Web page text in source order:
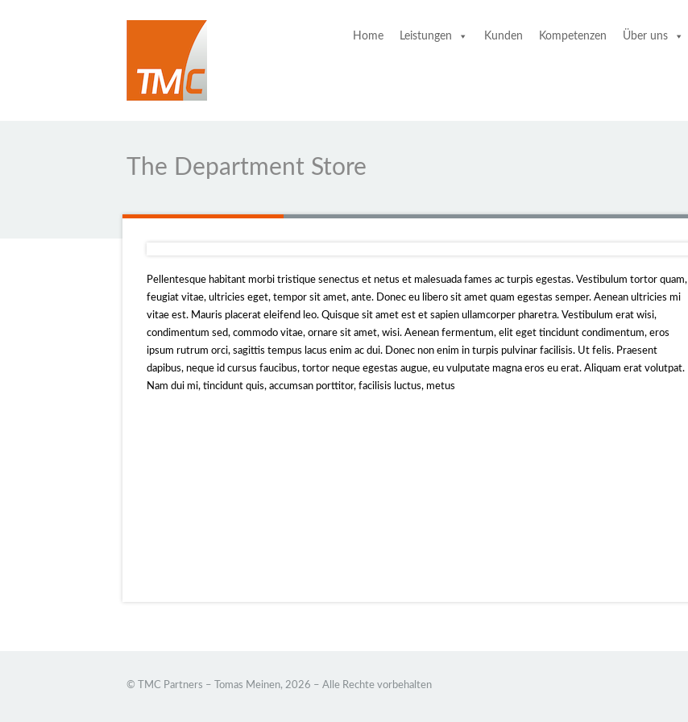
Home Leistungen Kunden Kompetenzen Über uns
The Department Store
Pellentesque habitant morbi tristique senectus et netus et malesuada fames ac turpis egestas. Vestibulum tortor quam,
feugiat vitae, ultricies eget, tempor sit amet, ante. Donec eu libero sit amet quam egestas semper. Aenean ultricies mi
vitae est. Mauris placerat eleifend leo. Quisque sit amet est et sapien ullamcorper pharetra. Vestibulum erat wisi,
condimentum sed, commodo vitae, ornare sit amet, wisi. Aenean fermentum, elit eget tincidunt condimentum, eros
ipsum rutrum orci, sagittis tempus lacus enim ac dui. Donec non enim in turpis pulvinar facilisis. Ut felis. Praesent
dapibus, neque id cursus faucibus, tortor neque egestas augue, eu vulputate magna eros eu erat. Aliquam erat volutpat.
Nam dui mi, tincidunt quis, accumsan porttitor, facilisis luctus, metus
© TMC Partners – Tomas Meinen, 2026 – Alle Rechte vorbehalten